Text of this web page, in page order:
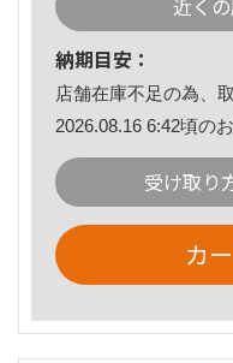
近く
納期目安：
店舗在庫不足の為、
2026.08.16 6:42頃の
受け取り
カ